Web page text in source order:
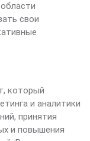
свои
который
и аналитики
принятия
и повышения